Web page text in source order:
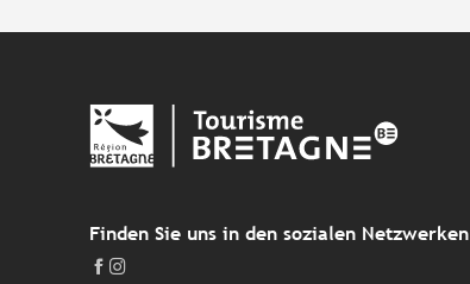
Finden Sie uns in den sozialen Netzwerken